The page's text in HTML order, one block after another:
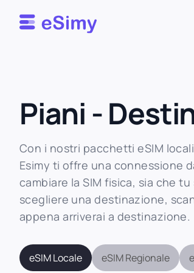
Esimy
Piani -
Con i nostri pacchetti eSIM
Esimy ti offre una connessione
cambiare la SIM fisica, sia che
scegliere una destinazione,
appena arriverai a destinazione.
eSIM Locale eSIM Regionale